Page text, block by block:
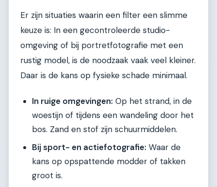
Er zijn situaties waarin een filter een slimme
keuze is: In een gecontroleerde studio-
omgeving of bij portretfotografie met een
rustig model, is de noodzaak vaak veel kleiner.
Daar is de kans op fysieke schade minimaal.
In ruige omgevingen: Op het strand, in de
woestijn of tijdens een wandeling door het
bos. Zand en stof zijn schuurmiddelen.
Bij sport- en actiefotografie: Waar de
kans op opspattende modder of takken
groot is.